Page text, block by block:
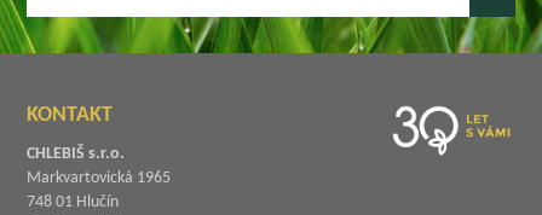
KONTAKT
CHLEBIŠ s.r.o.
Markvartovická 1965
748 01 Hlučín